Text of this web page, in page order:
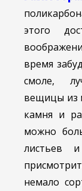
этого
время
смоле,
вещицы из
камня и
можно
листьев
немало